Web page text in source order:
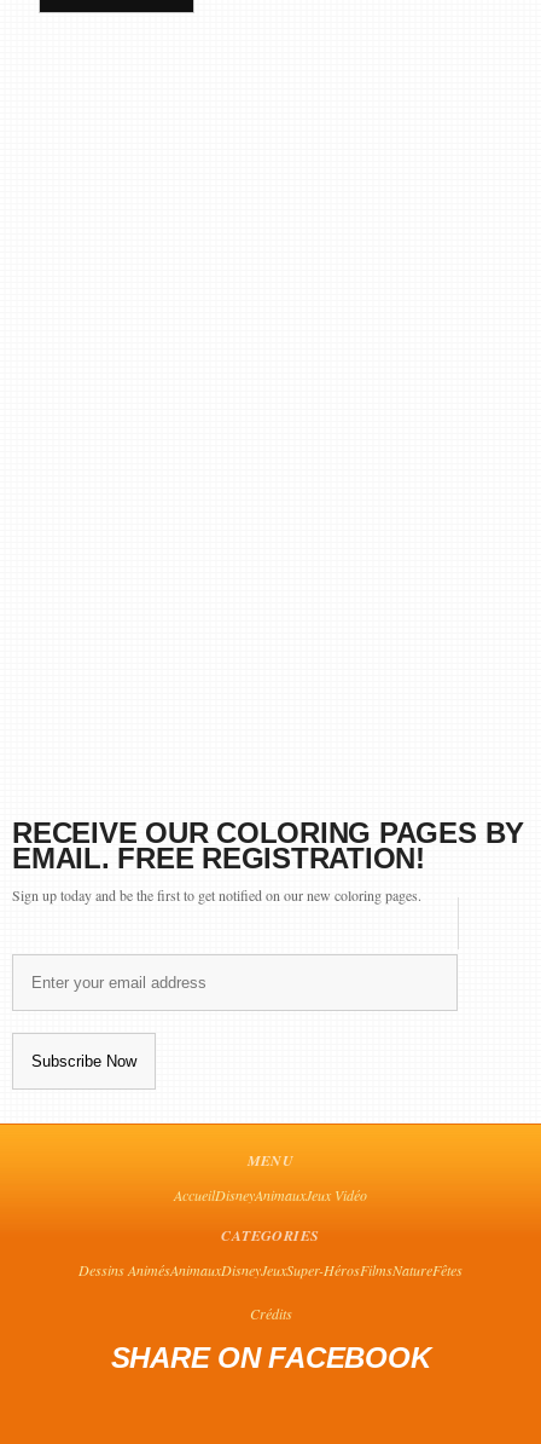
RECEIVE OUR COLORING PAGES BY
EMAIL. FREE REGISTRATION!
Sign up today and be the first to get notified on our new coloring pages.
MENU
AccueilDisneyAnimauxJeux Vidéo
CATEGORIES
Dessins AnimésAnimauxDisneyJeuxSuper-HérosFilmsNatureFêtes
Crédits
SHARE ON FACEBOOK